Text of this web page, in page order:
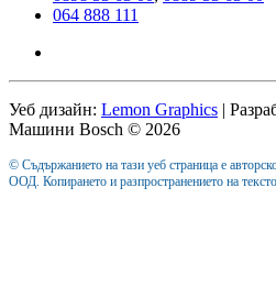
064 888 111
Уеб дизайн: Lemon Graphics |
Машини Bosch © 2026
© Съдържанието на тази уеб страница е
ООД. Копирането и разпространението на